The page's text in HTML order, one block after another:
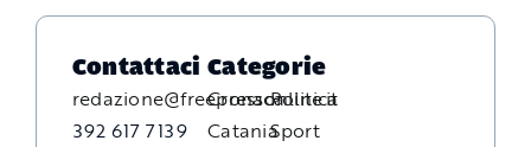
Contattaci
redazione@freepressonline.it
392 617 7139
Categorie
Cronaca
Catania
Politica
Sport